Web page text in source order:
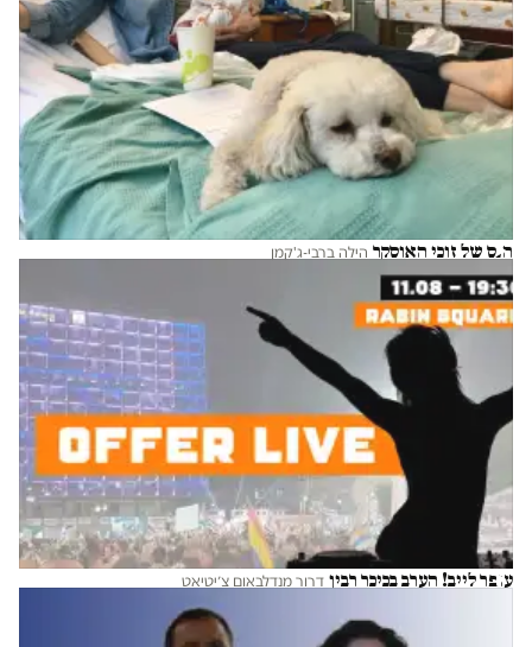
הנס של זוכי האוסקר הילה ברבי-ג'קמן
עופר לייב! הערב בכיכר רבין דרור מנדלבאום צ׳יטיאט